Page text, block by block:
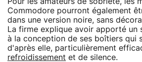
Commodore pourront également
dans une version noire, sans
La firme explique avoir apporté
à la conception de ses boîtiers qui
d'après elle, particulièrement
refroidissement et de silence.